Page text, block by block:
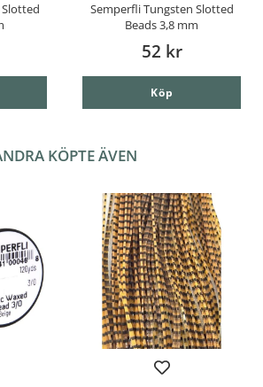
Semperfli Tungsten Slotted
Beads 3,8 mm
52 kr
Köp
KÖPTE ÄVEN